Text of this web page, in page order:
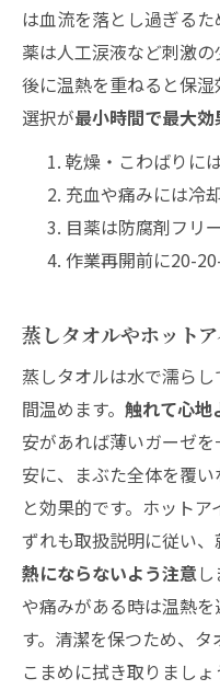
は血流を落とし過ぎるた
薬は人工涙液など刺激
後に温熱を重ねると保
選択が最小時間で最大効
乾燥・こわばりに
充血や痛みには冷
目薬は防腐剤フリ
作業再開前に20-
蒸しタオルやホット
蒸しタオルは水で濡ら
間温めます。 触れて心地
安があれば薄いガーゼ
安に、まぶた全体を覆い
と効果的です。ホット
ずれも取扱説明に従い
熱にならないよう注意
や痛みがある時は温熱
す。清潔を保つため、
こまめに拭き取りまし